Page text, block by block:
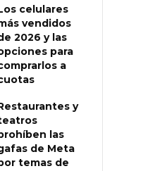
celulares
vendidos
2026 y las
para
a
y
las
de Meta
temas de